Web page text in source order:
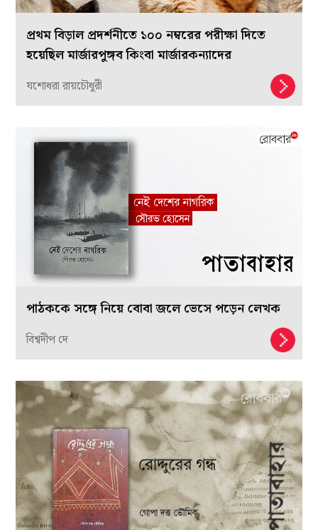
প্রথম বিড়াল প্রদর্শনীতে ১০০ নম্বরের পরীক্ষা দিতে
হয়েছিল মার্জারপুঙ্গব কিংবা মার্জারকন্যাদের
যশোধরা রায়চৌধুরী
পাঠককে সঙ্গে নিয়ে বোবা জলে ভেসে পড়েন লেখক
বিশ্বদীপ দে